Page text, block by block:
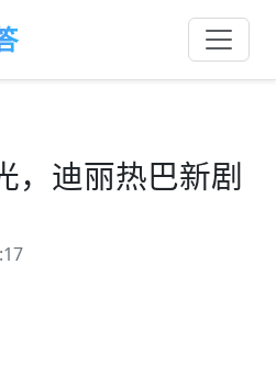
，迪丽热巴新剧